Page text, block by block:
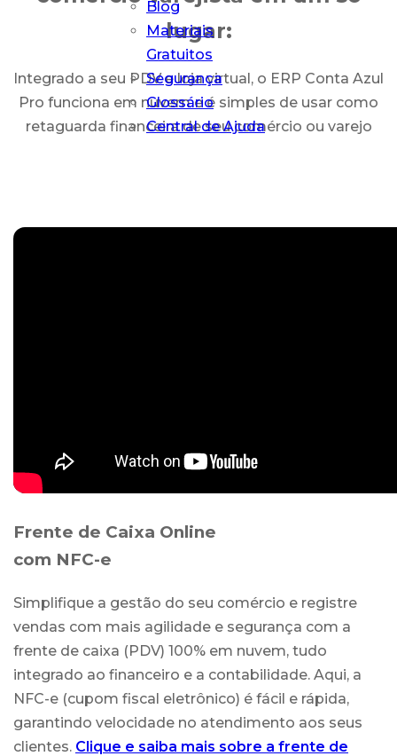
Blog
Materiais
Gratuitos
Segurança
Glossário
Central de Ajuda
lugar:
Integrado a seu PDV e loja virtual, o ERP Conta Azul
Pro funciona em nuvem e é simples de usar como
retaguarda financeira de seu comércio ou varejo
Frente de Caixa Online
com NFC-e
Simplifique a gestão do seu comércio e registre
vendas com mais agilidade e segurança com a
frente de caixa (PDV) 100% em nuvem, tudo
integrado ao financeiro e a contabilidade. Aqui, a
NFC-e (cupom fiscal eletrônico) é fácil e rápida,
garantindo velocidade no atendimento aos seus
clientes. Clique e saiba mais sobre a frente de